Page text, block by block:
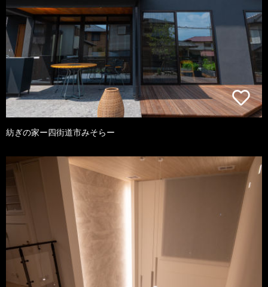
紡ぎの家ー四街道市みそらー